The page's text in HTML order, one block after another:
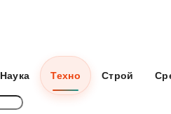
Наука Техно Строй